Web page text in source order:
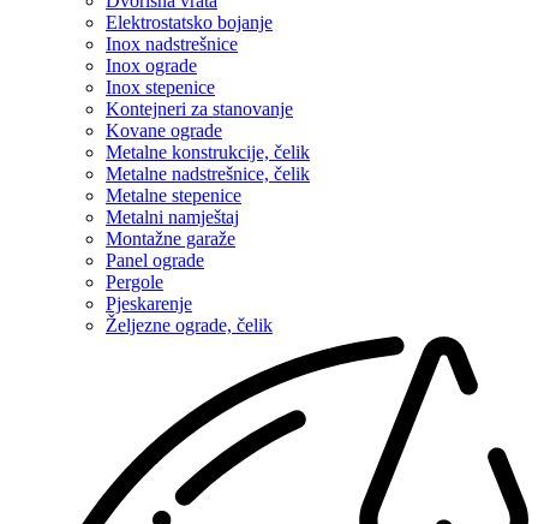
Elektrostatsko bojanje
Inox nadstrešnice
Inox ograde
Inox stepenice
Kontejneri za stanovanje
Kovane ograde
Metalne konstrukcije, čelik
Metalne nadstrešnice, čelik
Metalne stepenice
Metalni namještaj
Montažne garaže
Panel ograde
Pergole
Pjeskarenje
Željezne ograde, čelik